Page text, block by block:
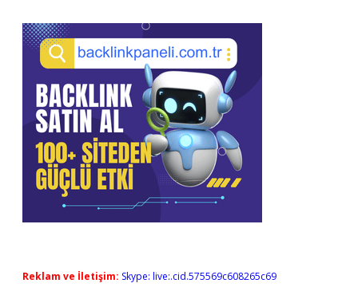
Reklam ve İletişim: Skype: live:.cid.575569c608265c69